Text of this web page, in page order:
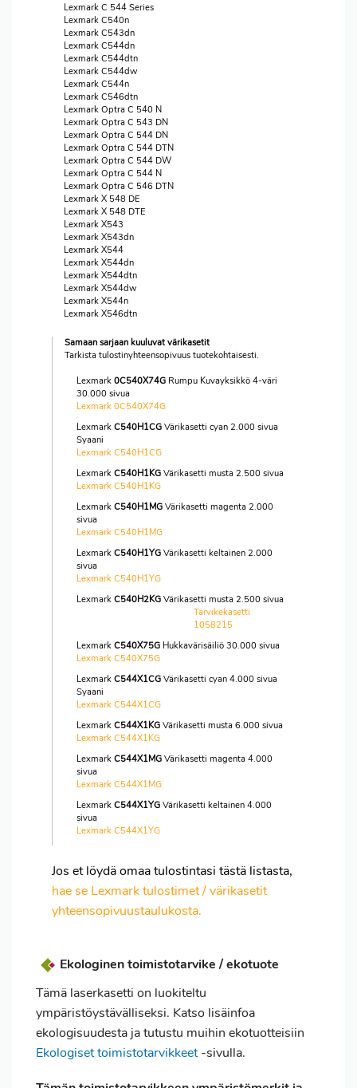
Lexmark C 544 Series
Lexmark C540n
Lexmark C543dn
Lexmark C544dn
Lexmark C544dtn
Lexmark C544dw
Lexmark C544n
Lexmark C546dtn
Lexmark Optra C 540 N
Lexmark Optra C 543 DN
Lexmark Optra C 544 DN
Lexmark Optra C 544 DTN
Lexmark Optra C 544 DW
Lexmark Optra C 544 N
Lexmark Optra C 546 DTN
Lexmark X 548 DE
Lexmark X 548 DTE
Lexmark X543
Lexmark X543dn
Lexmark X544
Lexmark X544dn
Lexmark X544dtn
Lexmark X544dw
Lexmark X544n
Lexmark X546dtn
Samaan sarjaan kuuluvat värikasetit
Tarkista tulostinyhteensopivuus tuotekohtaisesti.
Lexmark 0C540X74G Rumpu Kuvayksikkö 4-väri
30.000 sivua
Lexmark 0C540X74G
Lexmark C540H1CG Värikasetti cyan 2.000 sivua
Syaani
Lexmark C540H1CG
Lexmark C540H1KG Värikasetti musta 2.500 sivua
Lexmark C540H1KG
Lexmark C540H1MG Värikasetti magenta 2.000
sivua
Lexmark C540H1MG
Lexmark C540H1YG Värikasetti keltainen 2.000
sivua
Lexmark C540H1YG
Lexmark C540H2KG Värikasetti musta 2.500 sivua
Tarvikekasetti
1058215
Lexmark C540X75G Hukkavärisäiliö 30.000 sivua
Lexmark C540X75G
Lexmark C544X1CG Värikasetti cyan 4.000 sivua
Syaani
Lexmark C544X1CG
Lexmark C544X1KG Värikasetti musta 6.000 sivua
Lexmark C544X1KG
Lexmark C544X1MG Värikasetti magenta 4.000
sivua
Lexmark C544X1MG
Lexmark C544X1YG Värikasetti keltainen 4.000
sivua
Lexmark C544X1YG
Jos et löydä omaa tulostintasi tästä listasta,
hae se Lexmark tulostimet / värikasetit
yhteensopivuustaulukosta.
Ekologinen toimistotarvike / ekotuote
Tämä laserkasetti on luokiteltu
ympäristöystävälliseksi. Katso lisäinfoa
ekologisuudesta ja tutustu muihin ekotuotteisiin
Ekologiset toimistotarvikkeet-sivulla.